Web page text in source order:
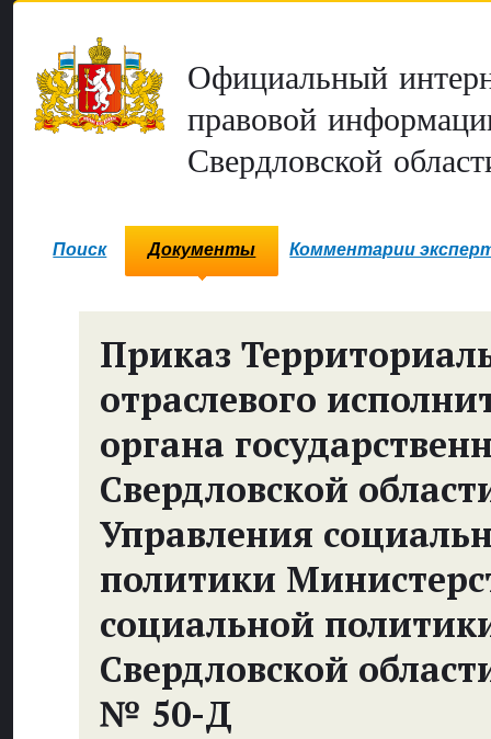
Официальный
правовой
Свердловской
Поиск Документы Комментарии
Приказ
отраслевого
органа
Свердловской
Управления
политики
социальной
Свердловской
№ 50-Д